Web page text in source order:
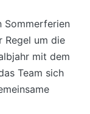
Sommerferien
Regel um die
mit dem
Team sich